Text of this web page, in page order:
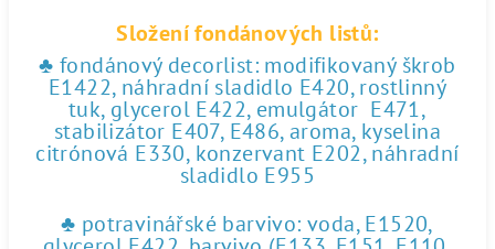
Složení fondánových listů:
♣ fondánový decorlist: modifikovaný škrob
E1422, náhradní sladidlo E420, rostlinný
tuk, glycerol E422, emulgátor E471,
stabilizátor E407, E486, aroma, kyselina
citrónová E330, konzervant E202, náhradní
sladidlo E955
♣ potravinářské barvivo: voda, E1520,